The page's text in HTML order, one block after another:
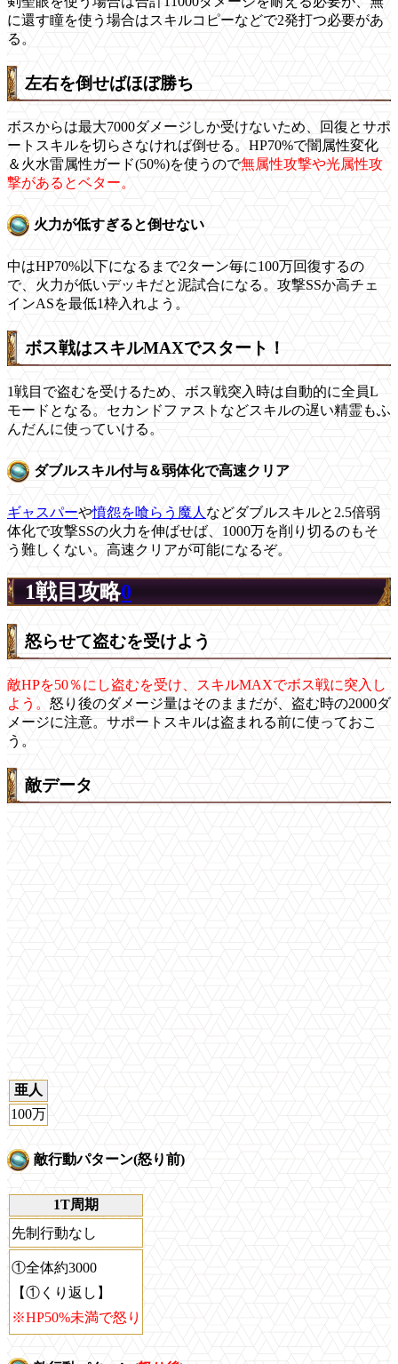
に還す瞳を使う場合はスキルコピーなどで2発打つ必要があ
る。
左右を倒せばほぼ勝ち
ボスからは最大7000ダメージしか受けないため、回復とサポ
ートスキルを切らさなければ倒せる。HP70%で闇属性変化
＆火水雷属性ガード(50%)を使うので無属性攻撃や光属性攻
撃があるとベター。
火力が低すぎると倒せない
中はHP70%以下になるまで2ターン毎に100万回復するの
で、火力が低いデッキだと泥試合になる。攻撃SSか高チェ
インASを最低1枠入れよう。
ボス戦はスキルMAXでスタート！
1戦目で盗むを受けるため、ボス戦突入時は自動的に全員L
モードとなる。セカンドファストなどスキルの遅い精霊もふ
んだんに使っていける。
ダブルスキル付与＆弱体化で高速クリア
ギャスパーや憤怨を喰らう魔人などダブルスキルと2.5倍弱
体化で攻撃SSの火力を伸ばせば、1000万を削り切るのもそ
う難しくない。高速クリアが可能になるぞ。
1戦目攻略0
怒らせて盗むを受けよう
敵HPを50％にし盗むを受け、スキルMAXでボス戦に突入し
よう。 怒り後のダメージ量はそのままだが、盗む時の2000ダ
メージに注意。サポートスキルは盗まれる前に使っておこ
う。
敵データ
亜人
100万
敵行動パターン(怒り前)
1T周期
先制行動なし
①全体約3000
【①くり返し】
※HP50%未満で怒り